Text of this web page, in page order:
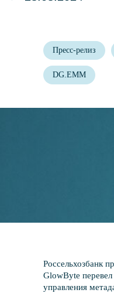
Пресс-релиз
DG.EMM
Россельхозбанк
GlowByte
управления